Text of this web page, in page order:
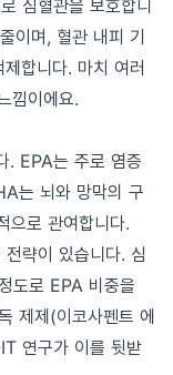
심혈관을 보호합니
이며, 혈관 내피 기
합니다. 마치 여러
낌이에요.
. EPA는 주로 염증
는 뇌와 망막의 구
으로 관여합니다.
략이 있습니다. 심
도로 EPA 비중을
제제(이코사펜트 에
연구가 이를 뒷받